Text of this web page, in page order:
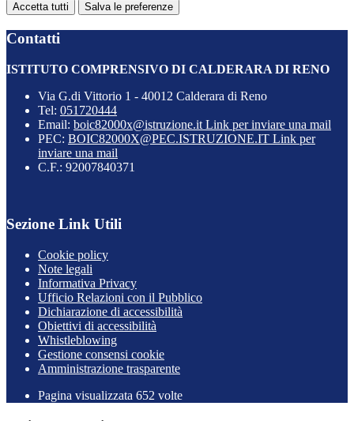
Accetta tutti Salva le preferenze
Contatti
ISTITUTO COMPRENSIVO DI CALDERARA DI RENO
Via G.di Vittorio 1 - 40012 Calderara di Reno
Tel: 051720444
Email: boic82000x@istruzione.it Link per inviare una mail
PEC: BOIC82000X@PEC.ISTRUZIONE.IT Link per
inviare una mail
C.F.: 92007840371
Sezione Link Utili
Cookie policy
Note legali
Informativa Privacy
Ufficio Relazioni con il Pubblico
Dichiarazione di accessibilità
Obiettivi di accessibilità
Whistleblowing
Gestione consensi cookie
Amministrazione trasparente
Pagina visualizzata 652 volte